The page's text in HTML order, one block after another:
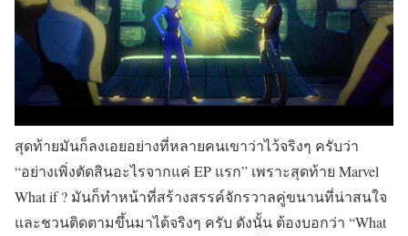
สุดท้ายมันก็ลงเอยอย่างที่หลายคนเขาว่าไว้จริงๆ ครับว่า
“อย่างเพิ่งตัดสินอะไรจากแค่ EP แรก” เพราะสุดท้าย Marvel
What if ? มันก็ทำหน้าที่สร้างสรรค์จักรวาลคู่ขนานที่น่าสนใจ
และชวนติดตามขึ้นมาได้จริงๆ ครับ ดังนั้น ต้องบอกว่า “What